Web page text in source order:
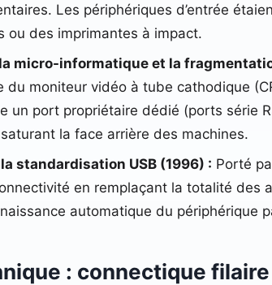
Les périphériques d’entrée
ou des imprimantes à impact.
la micro-informatique et la
du moniteur vidéo à tube cathodique
un port propriétaire dédié (ports série
la face arrière des machines.
standardisation USB (1996) : Porté
en remplaçant la totalité des
automatique du périphérique
: connectique